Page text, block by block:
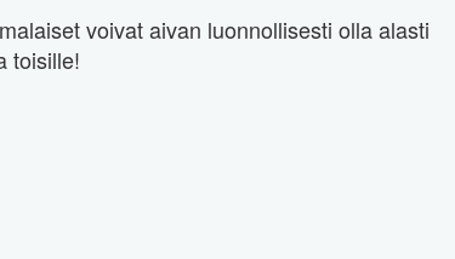
voivat aivan luonnollisesti olla alasti
toisille!